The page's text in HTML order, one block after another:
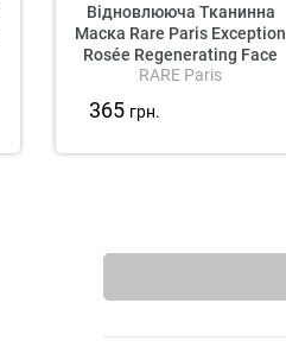
Відновлююча Тканинна
Маска Rare Paris Exception
Rosée Regenerating Face
Mask
RARE Paris
365 грн.